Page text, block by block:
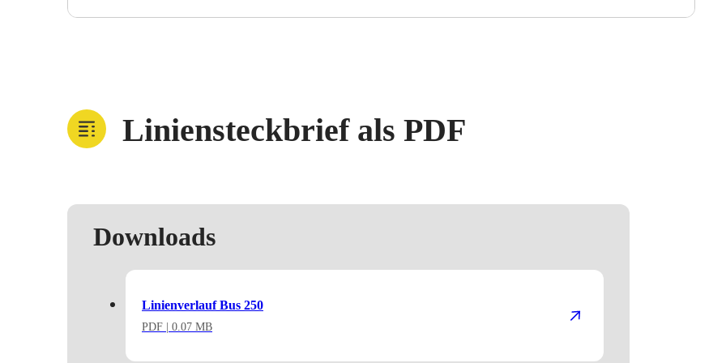
Liniensteckbrief als PDF
Downloads
Linienverlauf Bus 250
PDF | 0.07 MB